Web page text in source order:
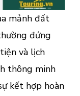
mảnh đất
đứng
và lịch
thông minh
kết hợp hoàn